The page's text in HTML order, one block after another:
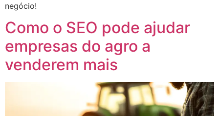
negócio!
Como o SEO pode ajudar
empresas do agro a
venderem mais